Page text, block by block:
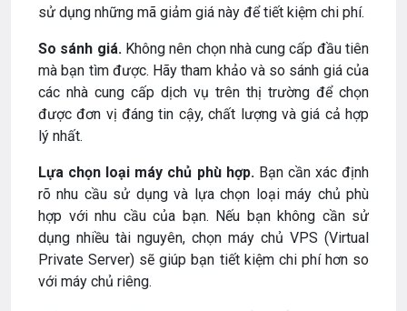
sử dụng những mã giảm giá này để tiết kiệm chi phí.
So sánh giá.Không nên chọn nhà cung cấp đầu tiên
mà bạn tìm được. Hãy tham khảo và so sánh giá của
các nhà cung cấp dịch vụ trên thị trường để chọn
được đơn vị đáng tin cậy, chất lượng và giá cả hợp
lý nhất.
Lựa chọn loại máy chủ phù hợp.Bạn cần xác định
rõ nhu cầu sử dụng và lựa chọn loại máy chủ phù
hợp với nhu cầu của bạn. Nếu bạn không cần sử
dụng nhiều tài nguyên, chọn máy chủ VPS (Virtual
Private Server) sẽ giúp bạn tiết kiệm chi phí hơn so
với máy chủ riêng.